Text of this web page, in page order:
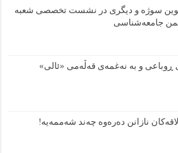
سوژه و دیگری در نشست تخصصی شعبه
جامعه‌شناسی
و به نەغمەی قەڵەمی «ئالی»
نازانن دەرەوە چەند شەممەیە!